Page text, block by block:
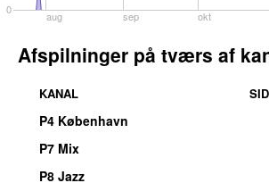
0 aug sep okt
Afspilninger på tværs af
KANAL
P4 København
P7 Mix
P8 Jazz